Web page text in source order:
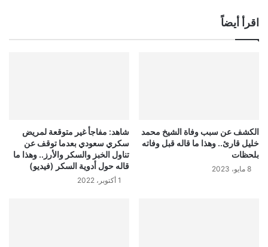
اقرأ أيضاً
الكشف عن سبب وفاة الشيخ محمد
خليل قارئ.. وهذا ما قاله قبل وفاته
بلحظات
8 مايو، 2023
شاهد: مفاجأ غير متوقعة لمريض
سكري سعودي بعدما توقف عن
تناول الخبز والسكر والأرز.. وهذا ما
قاله حول أدوية السكر (فيديو)
1 أكتوبر، 2022